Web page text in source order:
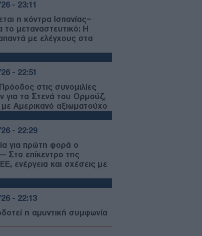
- 23:11
η κόντρα Ισπανίας–
το μεταναστευτικό: Η
με ελέγχους στα
- 22:51
στις συνομιλίες
για τα Στενά του Ορμούζ,
Αμερικανό αξιωματούχο
- 22:29
για πρώτη φορά ο
Στο επίκεντρο της
ενέργεια και σχέσεις με
- 22:13
η αμυντική συμφωνία